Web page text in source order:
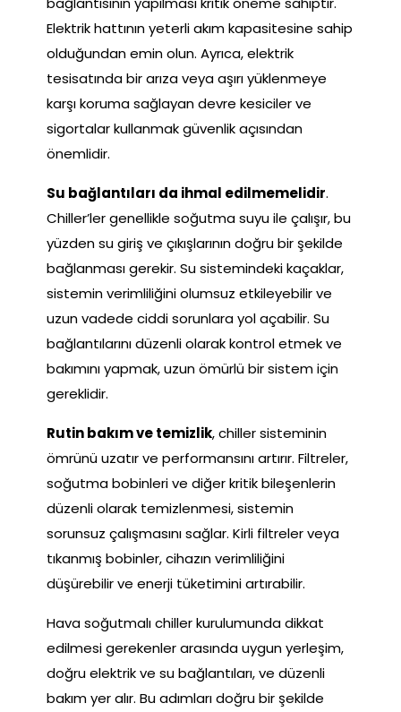
Elektrik hattının yeterli akım kapasitesine sahip
olduğundan emin olun. Ayrıca, elektrik
tesisatında bir arıza veya aşırı yüklenmeye
karşı koruma sağlayan devre kesiciler ve
sigortalar kullanmak güvenlik açısından
önemlidir.
Su bağlantıları da ihmal edilmemelidir.
Chiller’ler genellikle soğutma suyu ile çalışır, bu
yüzden su giriş ve çıkışlarının doğru bir şekilde
bağlanması gerekir. Su sistemindeki kaçaklar,
sistemin verimliliğini olumsuz etkileyebilir ve
uzun vadede ciddi sorunlara yol açabilir. Su
bağlantılarını düzenli olarak kontrol etmek ve
bakımını yapmak, uzun ömürlü bir sistem için
gereklidir.
Rutin bakım ve temizlik, chiller sisteminin
ömrünü uzatır ve performansını artırır. Filtreler,
soğutma bobinleri ve diğer kritik bileşenlerin
düzenli olarak temizlenmesi, sistemin
sorunsuz çalışmasını sağlar. Kirli filtreler veya
tıkanmış bobinler, cihazın verimliliğini
düşürebilir ve enerji tüketimini artırabilir.
Hava soğutmalı chiller kurulumunda dikkat
edilmesi gerekenler arasında uygun yerleşim,
doğru elektrik ve su bağlantıları, ve düzenli
bakım yer alır. Bu adımları doğru bir şekilde